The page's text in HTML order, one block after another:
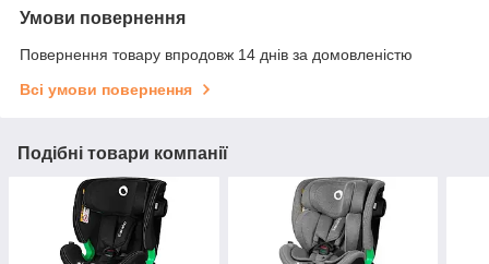
Умови повернення
Повернення товару впродовж 14 днів за домовленістю
Всі умови повернення
Подібні товари компанії